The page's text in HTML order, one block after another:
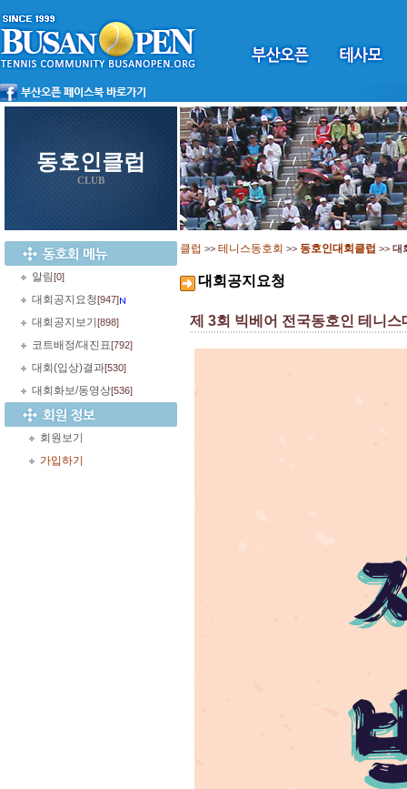
동호인클럽
CLUB
알림[0]
대회공지요청[947]
대회공지보기 [898]
코트배정/대진표[792]
대회(입상)결과[530]
대회화보/동영상[536]
회원보기
가입하기
클럽 >> 테니스동호회 >> 동호인대회클럽 >> 대
대회공지요청
제 3회 빅베어 전국동호인 테니스